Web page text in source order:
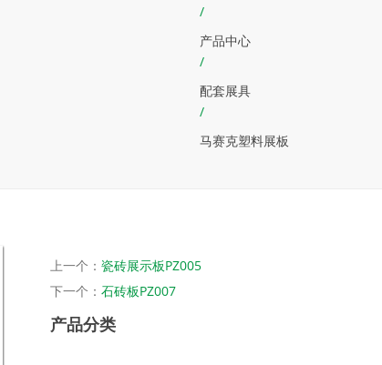
/
产品中心
/
配套展具
/
马赛克塑料展板
上一个： 瓷砖展示板PZ005
下一个： 石砖板PZ007
产品分类